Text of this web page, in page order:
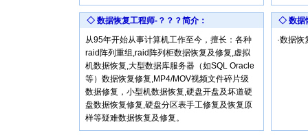
◇ 数据恢复工程师-？？？简介：
从95年开始从事计算机工作至今，擅长：各种
raid阵列重组,raid阵列柜数据恢复及修复,虚拟
机数据恢复,大型数据库服务器（如SQL Oracle
等）数据恢复修复,MP4/MOV视频文件碎片级
数据修复，小型机数据恢复,硬盘开盘及坏道硬
盘数据恢复修复,硬盘分区表手工修复及恢复原
样等疑难数据恢复及修复。
◇ 数据
·数据